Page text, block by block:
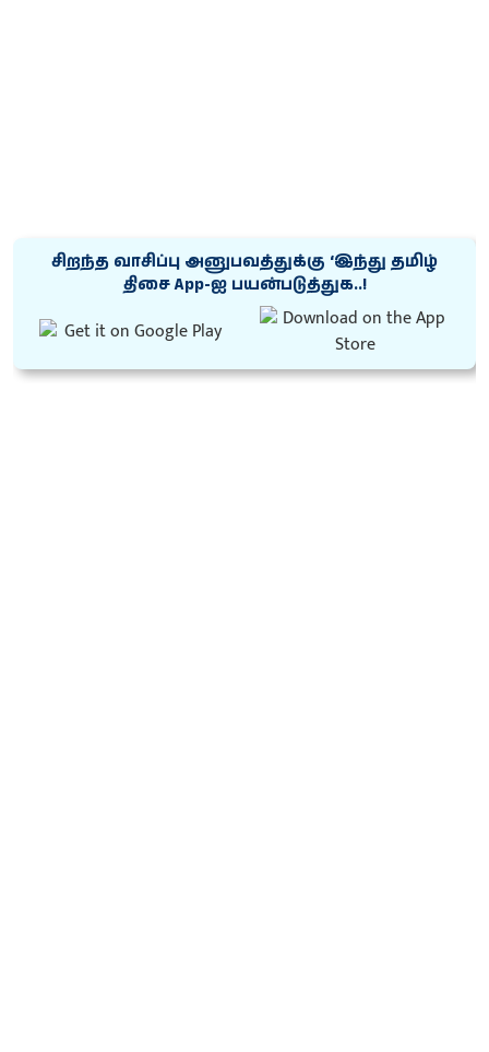
சிறந்த வாசிப்பு அனுபவத்துக்கு ‘இந்து தமிழ்
திசை App-ஐ பயன்படுத்துக..!